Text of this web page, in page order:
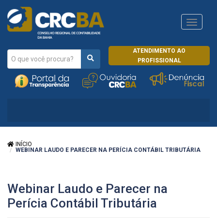
ATENDIMENTO AO
PROFISSIONAL
CRCRJ
INÍCIO
WEBINAR LAUDO E PARECER NA PERÍCIA CONTÁBIL TRIBUTÁRIA
Webinar Laudo e Parecer na
Perícia Contábil Tributária